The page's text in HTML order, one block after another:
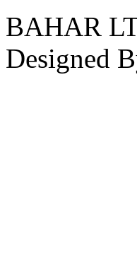
BAHAR
Designed